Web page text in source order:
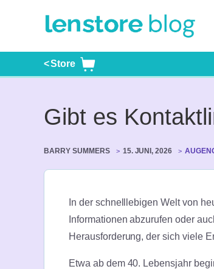
Store
Gibt es
BARRY SUMMERS 15. JUNI, 2026
In der schnelllebigen Welt von
Informationen abzurufen oder
Herausforderung, der sich viele
Etwa ab dem 40. Lebensjahr